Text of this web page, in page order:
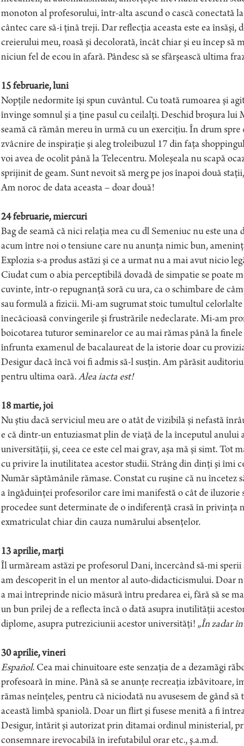
monoton al profesorului, într-alta ascund o cască conectată
cântec care să-i ţină treji. Dar reflecţia aceasta este ea
creierului meu, roasă şi decolorată, încât chiar şi eu încep să
niciun fel de ecou în afară. Pândesc să se sfârşească ultima
15 februarie, luni
Nopţile nedormite îşi spun cuvântul. Cu toată rumoarea şi
învinge somnul şi a ţine pasul cu ceilalţi. Deschid broşura lui
seamă că rămân mereu în urmă cu un exerciţiu. În drum spre
zvâcnire de inspiraţie şi aleg troleibuzul 17 din faţa
voi avea de ocolit până la Telecentru. Moleşeala nu scapă
sprijinit de geam. Sunt nevoit să merg pe jos înapoi două
Am noroc de data aceasta – doar două!
24 februarie, miercuri
Bag de seamă că nici relaţia mea cu dl Semeniuc nu este una
acum între noi o tensiune care nu anunţa nimic bun,
Explozia s-a produs astăzi şi ce a urmat nu a mai avut nicio
Ciudat cum o abia perceptibilă dovadă de simpatie se poate
cuvinte, într-o repugnanţă soră cu ura, ca o schimbare de
sau formulă a fizicii. Mi-am sugrumat stoic tumultul
înecăcioasă convingerile şi frustrările nedeclarate. Mi-am
boicotarea tuturor seminarelor ce au mai rămas până la
înfrunta examenul de bacalaureat de la istorie doar cu
Desigur dacă încă voi fi admis să-l susţin. Am părăsit
pentru ultima oară.Alea iacta est!
18 martie, joi
Nu ştiu dacă serviciul meu are o atât de vizibilă şi nefastă
e că dintr-un entuziasmat plin de viaţă de la începutul anului
universităţii, şi, ceea ce este cel mai grav, aşa mă şi simt. Tot
cu privire la inutilitatea acestor studii. Strâng din dinţi şi îmi
Număr săptămânile rămase. Constat cu ruşine că nu încetez
a îngăduinţei profesorilor care îmi manifestă o cât de iluzorie
procedee sunt determinate de o indiferenţă crasă în privinţa
exmatriculat chiar din cauza numărului absenţelor.
13 aprilie, marţi
Îl urmăream astăzi pe profesorul Dani, încercând să-mi
am descoperit în el un mentor al auto-didacticismului. Doar
a mai întreprinde nicio măsură întru predarea ei, fără să se
un bun prilej de a reflecta încă o dată asupra inutilităţii
diplome, asupra putreziciunii acestor universităţi! „În zadar în
30 aprilie, vineri
Español. Cea mai chinuitoare este senzaţia de a dezamăgi
profesoară în mine. Până să se anunţe recreaţia izbăvitoare,
rămas neînţeles, pentru că niciodată nu avusesem de gând
această limbă spaniolă. Doar un flirt şi fusese menită a fi
Desigur, întărit şi autorizat prin ditamai ordinul ministerial,
consemnare irevocabilă în irefutabilul orar etc., ş.a.m.d.